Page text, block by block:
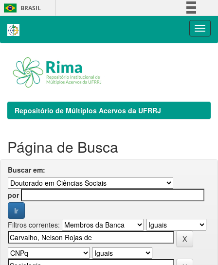
Skip
navigation
BRASIL
Repositório de Múltiplos Acervos da UFRRJ
Página de Busca
Buscar em:
por
Filtros correntes: